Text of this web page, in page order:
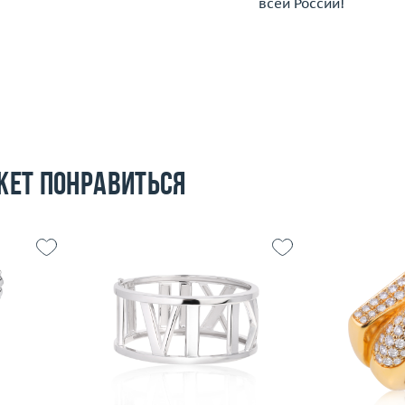
понравиться
Вес (г)
78.04
Материал
золото 750 пробы
Подробнее
Размер
Вес (г)
Материал